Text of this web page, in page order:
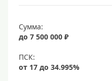
6%
6,5%
6,9%
Сумма:
до 7 500 000 ₽